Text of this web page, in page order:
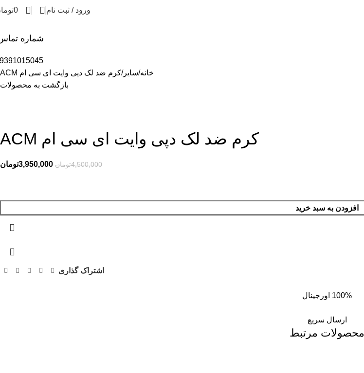
ورود / ثبت نام 0
0
شماره
خانه سایر کرم ضد لک دپی وایت ای سی ام ACM
بازگشت به محصولات
کرم ضد لک دپی وایت ای سی ام ACM
4,500,000تومان 3,950,000تومان
افزودن به سبد خرید
اشتراک گذاری
100% اورجینال
ارسال سریع
محصولات مرتبط